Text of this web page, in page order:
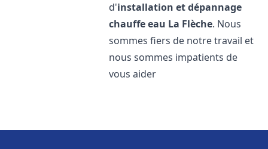
d'installation et dépannage
chauffe eau La Flèche. Nous
sommes fiers de notre travail et
nous sommes impatients de
vous aider